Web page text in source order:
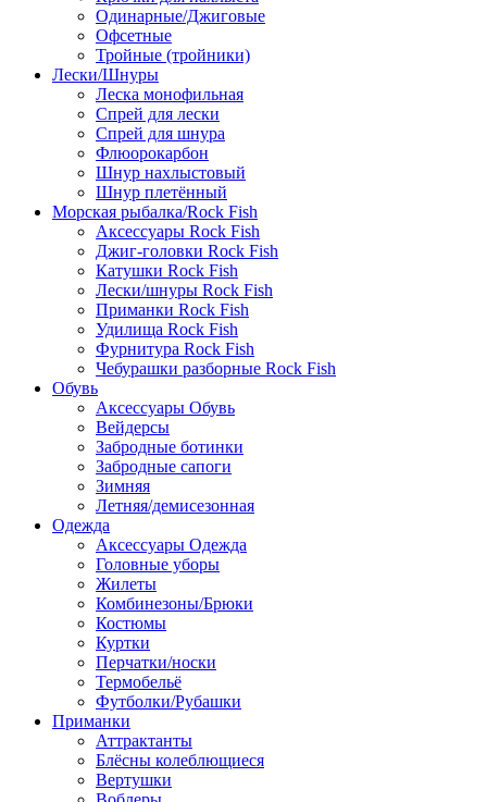
Одинарные/Джиговые
Офсетные
Тройные (тройники)
Лески/Шнуры
Леска монофильная
Спрей для лески
Спрей для шнура
Флюорокарбон
Шнур нахлыстовый
Шнур плетённый
Морская рыбалка/Rock Fish
Аксессуары Rock Fish
Джиг-головки Rock Fish
Катушки Rock Fish
Лески/шнуры Rock Fish
Приманки Rock Fish
Удилища Rock Fish
Фурнитура Rock Fish
Чебурашки разборные Rock Fish
Обувь
Аксессуары Обувь
Вейдерсы
Забродные ботинки
Забродные сапоги
Зимняя
Летняя/демисезонная
Одежда
Аксессуары Одежда
Головные уборы
Жилеты
Комбинезоны/Брюки
Костюмы
Куртки
Перчатки/носки
Термобельё
Футболки/Рубашки
Приманки
Аттрактанты
Блёсны колеблющиеся
Вертушки